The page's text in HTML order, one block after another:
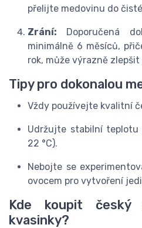
přelijte medovinu do
Zrání: Doporučená
minimálně 6 měsíců,
rok, může výrazně
Tipy pro dokonalou
Vždy používejte kvalitní
Udržujte stabilní teplotu
22 °C).
Nebojte se
ovocem pro vytvoření
Kde koupit český
kvasinky?